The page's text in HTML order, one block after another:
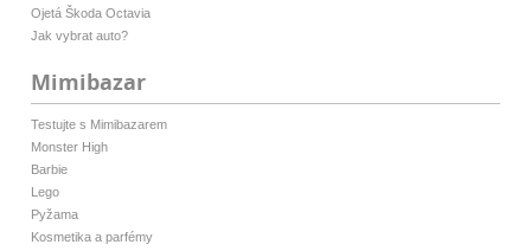
Ojetá Škoda Octavia
Jak vybrat auto?
Mimibazar
Testujte s Mimibazarem
Monster High
Barbie
Lego
Pyžama
Kosmetika a parfémy